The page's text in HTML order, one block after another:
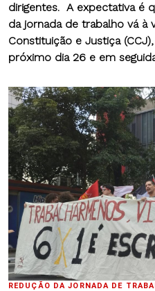
dirigentes. A expectativa é
da jornada de trabalho vá à
Constituição e Justiça
próximo dia 26 e em
REDUÇÃO DA JORNADA DE